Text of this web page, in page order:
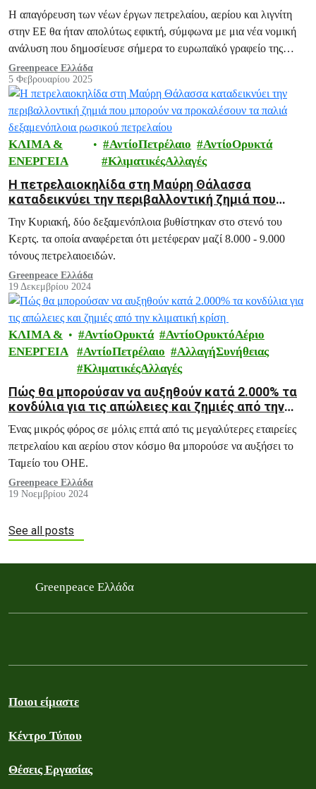
Η απαγόρευση των νέων έργων πετρελαίου, αερίου και λιγνίτη
στην ΕΕ θα ήταν απολύτως εφικτή, σύμφωνα με μια νέα νομική
ανάλυση που δημοσίευσε σήμερα το ευρωπαϊκό γραφείο της
Greenpeace.
Greenpeace Ελλάδα
5 Φεβρουαρίου 2025
ΚΛΙΜΑ &
ΕΝΕΡΓΕΙΑ
ΑντίοΠετρέλαιο
ΑντίοΟρυκτά
ΚλιματικέςΑλλαγές
Η πετρελαιοκηλίδα στη Μαύρη Θάλασσα
καταδεικνύει την περιβαλλοντική ζημιά που
μπορούν να προκαλέσουν τα παλιά
δεξαμενόπλοια ρωσικού πετρελαίου
Την Κυριακή, δύο δεξαμενόπλοια βυθίστηκαν στο στενό του
Κερτς. τα οποία αναφέρεται ότι μετέφεραν μαζί 8.000 - 9.000
τόνους πετρελαιοειδών.
Greenpeace Ελλάδα
19 Δεκεμβρίου 2024
ΚΛΙΜΑ &
ΕΝΕΡΓΕΙΑ
ΑντίοΟρυκτά
ΑντίοΟρυκτόΑέριο
ΑντίοΠετρέλαιο
ΑλλαγήΣυνήθειας
ΚλιματικέςΑλλαγές
Πώς θα μπορούσαν να αυξηθούν κατά 2.000% τα
κονδύλια για τις απώλειες και ζημιές από την
κλιματική κρίση
Ένας μικρός φόρος σε μόλις επτά από τις μεγαλύτερες εταιρείες
πετρελαίου και αερίου στον κόσμο θα μπορούσε να αυξήσει το
Ταμείο του ΟΗΕ.
Greenpeace Ελλάδα
19 Νοεμβρίου 2024
See all posts
Greenpeace Ελλάδα
Ποιοι είμαστε
Κέντρο Τύπου
Θέσεις Εργασίας